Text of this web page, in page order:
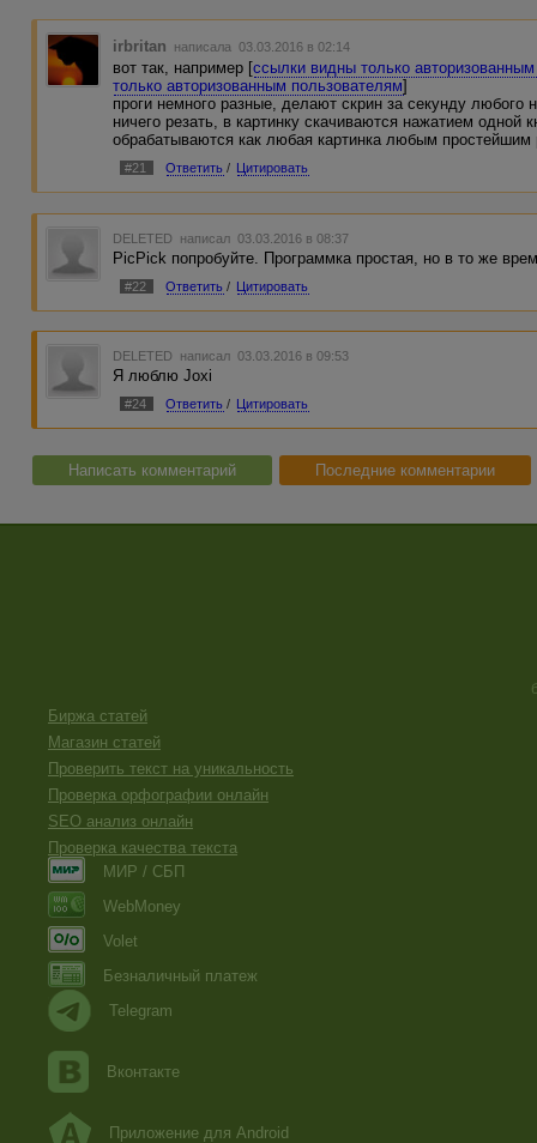
irbritan написала 03.03.2016 в 02:14
вот так, например [ссылки видны только
только авторизованным пользователям]
проги немного разные, делают скрин за секунду любого
ничего резать, в картинку скачиваются нажатием одной
обрабатываются как любая картинка любым простейшим
#21 Ответить / Цитировать
DELETED написал 03.03.2016 в 08:37
PicPick попробуйте. Программка простая, но в то же
#22 Ответить / Цитировать
DELETED написал 03.03.2016 в 09:53
Я люблю Joxi
#24 Ответить / Цитировать
Написать комментарий Последние комментарии
Биржа статей
Магазин статей
Проверить текст на уникальность
Проверка орфографии онлайн
SEO анализ онлайн
Проверка качества текста
МИР / СБП
WebMoney
Volet
Безналичный платеж
Telegram
Вконтакте
Приложение для Android